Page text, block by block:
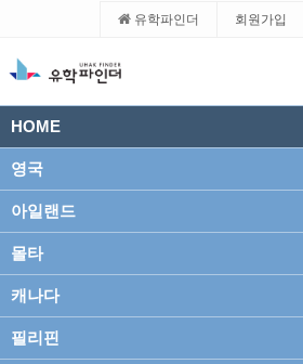
유학파인더 회원가입
HOME
영국
아일랜드
몰타
캐나다
필리핀